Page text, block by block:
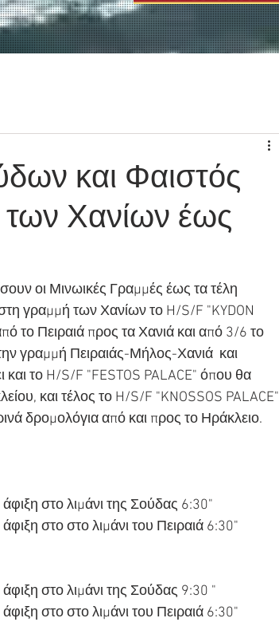
και Φαιστός
Χανίων έως
οι Μινωικές Γραμμές έως τα τέλη
γραμμή των Χανίων το H/S/F "KYDON
το Πειραιά προς τα Χανιά και από 3/6 το
γραμμή Πειραιάς-Μήλος-Χανιά  και
το H/S/F "FESTOS PALACE" όπου θα
και τέλος το H/S/F "KNOSSOS PALACE"
δρομολόγια από και προς το Ηράκλειο.
στο λιμάνι της Σούδας 6:30"
στο στο λιμάνι του Πειραιά 6:30"
στο λιμάνι της Σούδας 9:30 "
στο στο λιμάνι του Πειραιά 6:30"